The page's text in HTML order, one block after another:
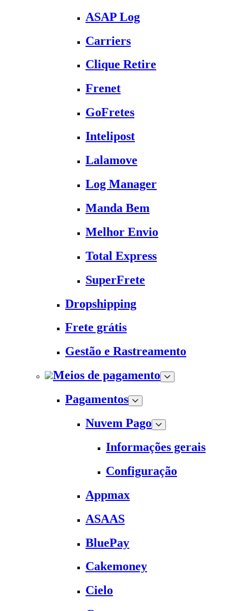
ASAP Log
Carriers
Clique Retire
Frenet
GoFretes
Intelipost
Lalamove
Log Manager
Manda Bem
Melhor Envio
Total Express
SuperFrete
Dropshipping
Frete grátis
Gestão e Rastreamento
Meios de pagamento
Pagamentos
Nuvem Pago
Informações gerais
Configuração
Appmax
ASAAS
BluePay
Cakemoney
Cielo